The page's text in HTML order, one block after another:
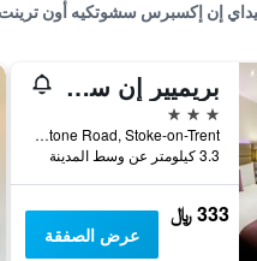
إن إكسبرس سشوتكيه أون
بريميير إن ستوكي/ ترينثهام جاردنز
3 نجوم
Stone Road, Stoke-on-Trent, المملكة المتحدة
3.3 كيلومتر عن وسط المدينة
333 ﷼
عرض الصفقة